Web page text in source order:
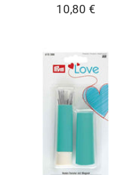
Alennushinta
10,80 €